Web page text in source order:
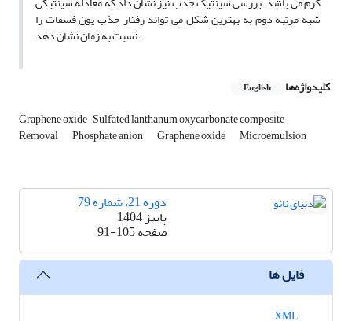
شبه مرتبه دوم به بهترین شکل می تواند رفتار جذب یون فسفات را
نسیت به زمان نشان دهد.
کلیدواژه‌ها English
Graphene oxide-Sulfated lanthanum oxycarbonate composite
Removal Phosphate anion Graphene oxide Microemulsion
دوره 21، شماره 79
پاییز 1404
صفحه91-105
فایل ها